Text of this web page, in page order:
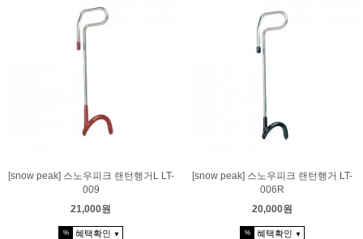
[snow peak] 스노우피크 랜턴행거L LT-
009
21,000원
% 혜택확인 ▼
[snow peak] 스노우피크 랜턴행거 LT-
006R
20,000원
% 혜택확인 ▼